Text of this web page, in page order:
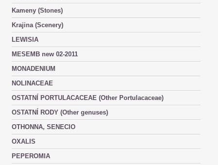
Kameny (Stones)
Krajina (Scenery)
LEWISIA
MESEMB new 02-2011
MONADENIUM
NOLINACEAE
OSTATNÍ PORTULACACEAE (Other Portulacaceae)
OSTATNÍ RODY (Other genuses)
OTHONNA, SENECIO
OXALIS
PEPEROMIA